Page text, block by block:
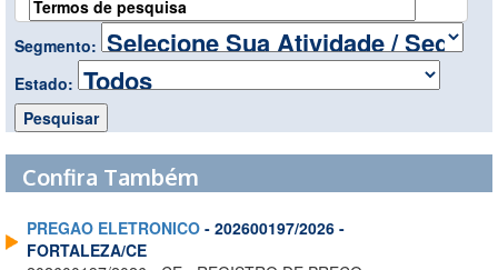
Segmento:
Estado:
Confira Também
PREGAO ELETRONICO - 202600197/2026 -
FORTALEZA/CE